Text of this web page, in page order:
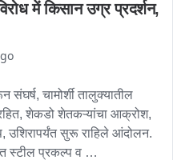
हो, लेकिन इस घटना ने उत्पाद
और निगरानी के दावों पर
में किसान उग्र प्रदर्शन,
संघर्ष, चामोर्शी तालुक्यातील
शेकडो शेतकऱ्यांचा आक्रोश,
उशिरापर्यंत सुरू राहिले आंदोलन.
स्टील प्रकल्प व